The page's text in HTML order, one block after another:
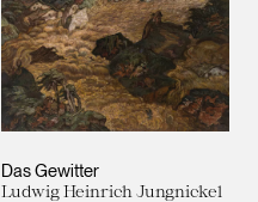
Das Gewitter
Ludwig Heinrich Jungnickel